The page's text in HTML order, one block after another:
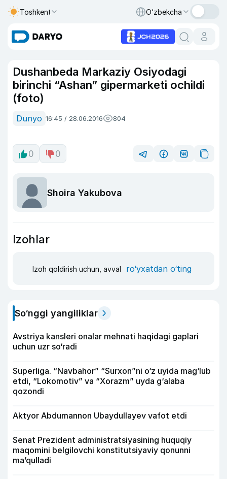
Toshkent O‘zbekcha
Dushanbeda Markaziy Osiyodagi
birinchi “Ashan” gipermarketi ochildi
(foto)
Dunyo 16:45 / 28.06.2016 804
0 0
Shoira Yakubova
Izohlar
Izoh qoldirish uchun, avval ro‘yxatdan o‘ting
So‘nggi yangiliklar
Avstriya kansleri onalar mehnati haqidagi gaplari
uchun uzr so‘radi
Superliga. “Navbahor” “Surxon”ni o‘z uyida mag‘lub
etdi, “Lokomotiv” va “Xorazm” uyda g‘alaba
qozondi
Aktyor Abdu­mannon Ubaydullayev vafot etdi
Senat Prezident administratsiyasining huquqiy
maqomini belgilovchi konstitutsiyaviy qonunni
ma’qulladi